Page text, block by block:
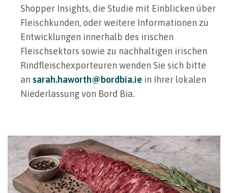
Shopper Insights, die Studie mit Einblicken über
Fleischkunden, oder weitere Informationen zu
Entwicklungen innerhalb des irischen
Fleischsektors sowie zu nachhaltigen irischen
Rindfleischexporteuren wenden Sie sich bitte
an sarah.haworth@bordbia.ie in Ihrer lokalen
Niederlassung von Bord Bia.